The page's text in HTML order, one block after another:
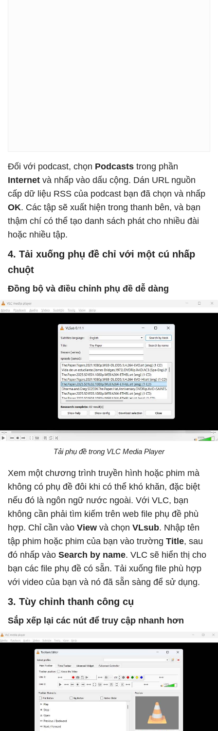
Đối với podcast, chọn Podcasts trong phần
Internet và nhấp vào dấu cộng. Dán URL nguồn
cấp dữ liệu RSS của podcast bạn đã chọn và nhấp
OK. Các tập sẽ xuất hiện trong thanh bên, và bạn
thậm chí có thể tạo danh sách phát cho nhiều đài
hoặc nhiều tập.
4. Tải xuống phụ đề chỉ với một cú nhấp
chuột
Đồng bộ và điều chỉnh phụ đề dễ dàng
Tải phụ đề trong VLC Media Player
Xem một chương trình truyền hình hoặc phim mà
không có phụ đề đôi khi có thể khó khăn, đặc biệt
nếu đó là ngôn ngữ nước ngoài. Với VLC, bạn
không cần phải tìm kiếm trên web file phụ đề phù
hợp. Chỉ cần vào View và chọn VLsub. Nhập tên
tập phim hoặc phim của bạn vào trường Title, sau
đó nhấp vào Search by name. VLC sẽ hiển thị cho
bạn các file phụ đề có sẵn. Tải xuống file phù hợp
với video của bạn và nó đã sẵn sàng để sử dụng.
3. Tùy chỉnh thanh công cụ
Sắp xếp lại các nút để truy cập nhanh hơn